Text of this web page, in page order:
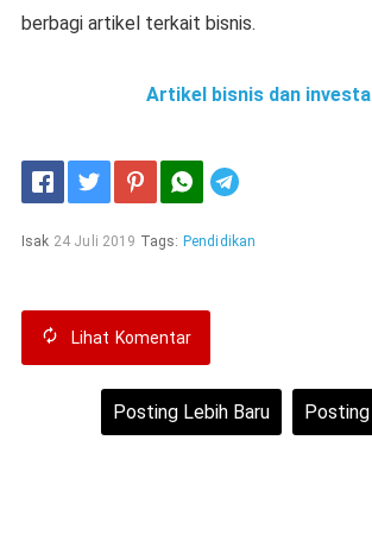
berbagi artikel terkait bisnis.
Artikel bisnis dan
Isak 24 Juli 2019 Tags: Pendidikan
Lihat Komentar
Posting Lebih Baru